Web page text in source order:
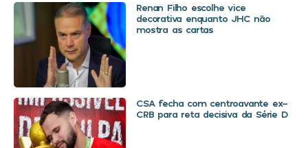
Renan Filho escolhe vice
decorativa enquanto JHC não
mostra as cartas
CSA fecha com centroavante ex-
CRB para reta decisiva da Série D